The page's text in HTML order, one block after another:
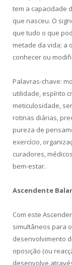
tem a capacidade
que nasceu. O
que tudo o que
metade da vida; a
conhecer ou
Palavras-chave:
utilidade, espírito
meticulosidade,
rotinas diárias,
pureza de
exercício,
curadores,
bem-estar.
Ascendente
Com este
simultâneos para
desenvolvimento
oposição (ou